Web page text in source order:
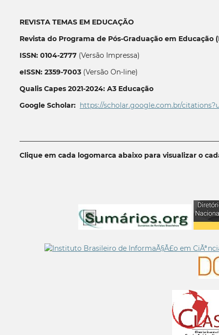
REVISTA TEMAS EM EDUCAÇÃO
Revista do Programa de Pós-Graduação em Educação
ISSN: 0104-2777(Versão Impressa)
eISSN: 2359-7003(Versão On-line)
Qualis Capes 2021-2024: A3 Educação
Google Scholar: https://scholar.google.com.br/
Clique em cada logomarca abaixo para visualizar o